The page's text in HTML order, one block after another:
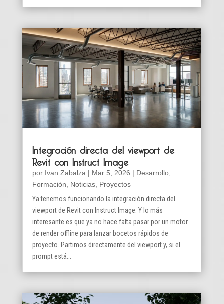
Integración directa del viewport de
Revit con Instruct Image
por Ivan Zabalza | Mar 5, 2026 | Desarrollo,
Formación
Noticias, Proyectos
Ya tenemos funcionando la integración directa del
viewport de Revit con Instruct Image. Y lo más
interesante es que ya no hace falta pasar por un motor
de render offline para lanzar bocetos rápidos de
proyecto. Partimos directamente del viewport y, si el
prompt está...